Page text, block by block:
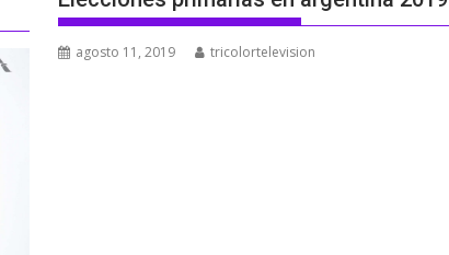
agosto 11, 2019 tricolortelevision